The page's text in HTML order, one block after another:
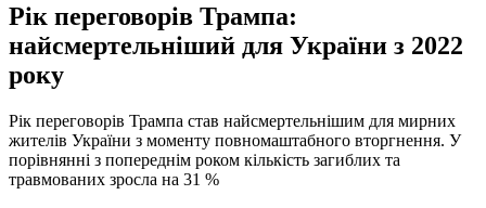
Рік переговорів Трампа:
найсмертельніший для України з 2022
року
Рік переговорів Трампа став найсмертельнішим для мирних
жителів України з моменту повномаштабного вторгнення. У
порівнянні з попереднім роком кількість загиблих та
травмованих зросла на 31 %